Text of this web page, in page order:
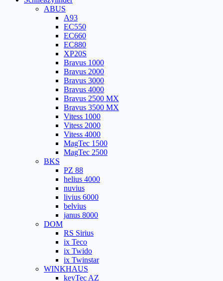
ABUS
A93
EC550
EC660
EC880
XP20S
Bravus 1000
Bravus 2000
Bravus 3000
Bravus 4000
Bravus 2500 MX
Bravus 3500 MX
Vitess 1000
Vitess 2000
Vitess 4000
MagTec 1500
MagTec 2500
BKS
PZ 88
helius 4000
nuvius
livius 6000
belvius
janus 8000
DOM
RS Sirius
ix Teco
ix Twido
ix Twinstar
WINKHAUS
keyTec AZ